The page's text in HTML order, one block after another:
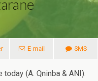
E-mail SMS
(A. Qninba & ANI).